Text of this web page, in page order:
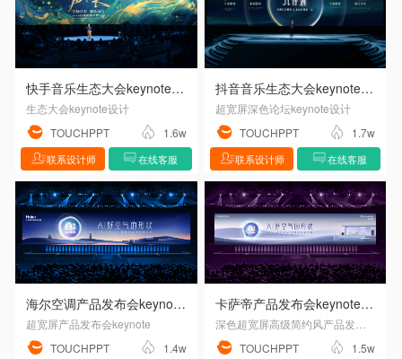
快手音乐生态大会keynote设计
生态大会keynote设计
TOUCHPPT
1.6w
联系设计师 在线客服
抖音音乐生态大会keynote设计
超宽屏深色论坛keynote设计
TOUCHPPT
1.7w
联系设计师 在线客服
海尔空调产品发布会keynote设计
超宽屏产品发布会keynote
TOUCHPPT
1.4w
卡萨帝产品发布会keynote设计
TOUCHPPT
1.5w